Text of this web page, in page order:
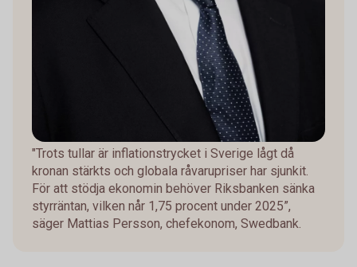
"Trots tullar är inflationstrycket i Sverige lågt då
kronan stärkts och globala råvarupriser har sjunkit.
För att stödja ekonomin behöver Riksbanken sänka
styrräntan, vilken når 1,75 procent under 2025”,
säger Mattias Persson, chefekonom, Swedbank.